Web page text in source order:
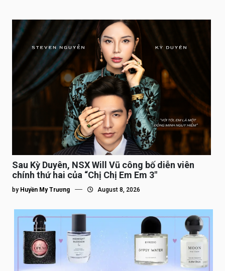
Sau Kỳ Duyên, NSX Will Vũ công bố diễn viên
chính thứ hai của “Chị Chị Em Em 3″
by Huyền My Trương August 8, 2026